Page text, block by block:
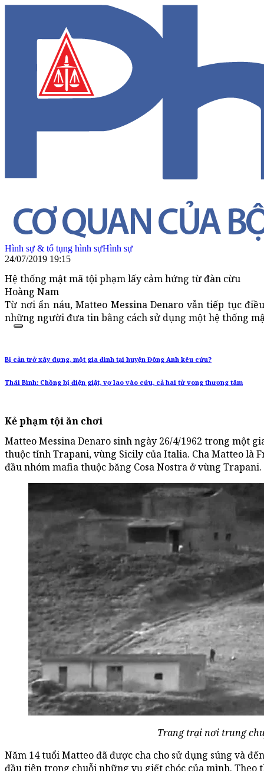
Hình sự & tố tụng hình sựHình sự
24/07/2019 19:15
Hệ thống mật mã tội phạm lấy cảm hứng từ đàn cừu
Hoàng Nam
Từ nơi ẩn náu, Matteo Messina Denaro vẫn tiếp tục
những người đưa tin bằng cách sử dụng một hệ thống
Bị cản trở xây dựng, một gia đình tại huyện Đông Anh kêu cứu?
Thái Bình: Chồng bị điện giật, vợ lao vào cứu, cả hai tử vong thương tâm
Kẻ phạm tội ăn chơi
Matteo Messina Denaro sinh ngày 26/4/1962 trong một
thuộc tỉnh Trapani, vùng Sicily của Italia. Cha Matteo là
đầu nhóm mafia thuộc băng Cosa Nostra ở vùng Trapani.
Trang trại nơi trung
Năm 14 tuổi Matteo đã được cha cho sử dụng súng và
đầu tiên trong chuỗi những vụ giết chóc của mình.